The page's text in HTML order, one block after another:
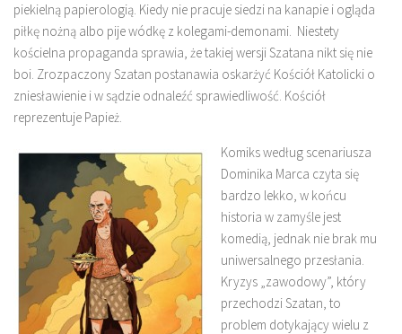
piekielną papierologią. Kiedy nie pracuje siedzi na kanapie i ogląda
piłkę nożną albo pije wódkę z kolegami-demonami. Niestety
kościelna propaganda sprawia, że takiej wersji Szatana nikt się nie
boi. Zrozpaczony Szatan postanawia oskarżyć Kościół Katolicki o
zniesławienie i w sądzie odnaleźć sprawiedliwość. Kościół
reprezentuje Papież.
Komiks według scenariusza
Dominika Marca czyta się
bardzo lekko, w końcu
historia w zamyśle jest
komedią, jednak nie brak mu
uniwersalnego przesłania.
Kryzys „zawodowy”, który
przechodzi Szatan, to
problem dotykający wielu z